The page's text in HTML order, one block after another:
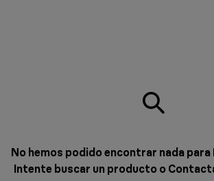
No hemos podido encontrar nada
Intente buscar un producto o